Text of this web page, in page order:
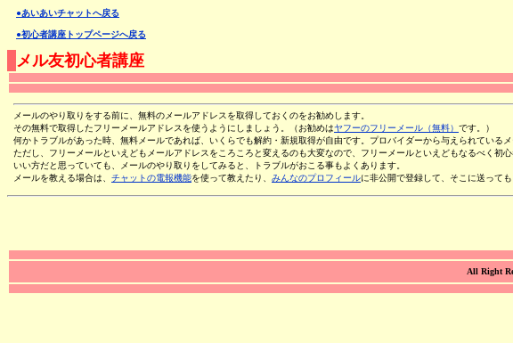
●あいあいチャットへ戻る
●初心者講座トップページへ戻る
メル友初心者講座
メールのやり取りをする前に、無料のメールアドレスを取得しておくのをお勧めします。
その無料で取得したフリーメールアドレスを使うようにしましょう。（お勧めはヤフーのフリーメール（無料） です。）
何かトラブルがあった時、無料メールであれば、いくらでも解約・新規取得が自由です。プロバイダーから与えられている
ただし、フリーメールといえどもメールアドレスをころころと変えるのも大変なので、フリーメールといえどもなるべく初
いい方だと思っていても、メールのやり取りをしてみると、トラブルがおこる事もよくあります。
メールを教える場合は、 チャットの電報機能を使って教えたり、 みんなのプロフィールに非公開で登録して、そこに送っても
All Right